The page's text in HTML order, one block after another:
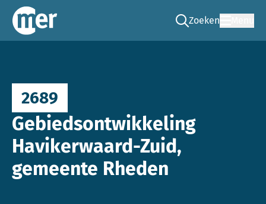
Commissie mer
Zoeken
Ga naar de zoek
2689
Gebiedsontwikkeling
Havikerwaard-Zuid,
gemeente Rheden